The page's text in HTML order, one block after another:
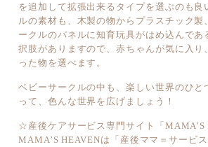
を追加して拡張出来るタイプを選ぶのも良
ルの素材も、木製の物からプラスチック製
ークルのパネルに知育玩具がはめ込んであ
択肢がありますので、赤ちゃんが気に入り
った物を選べます。
ベビーサークルの中も、楽しい世界のひと
って、色んな世界を広げましょう！
☆産後ケアサービス専門サイト「
MAMA’S HEAVENは「産後ママ＝サービ